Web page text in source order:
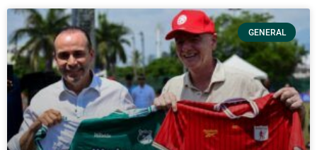
GENERAL